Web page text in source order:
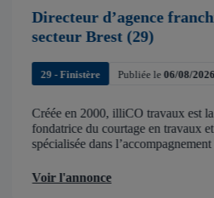
Directeur d’agence
secteur Brest (29)
29 - Finistère Publiée le06/08/2026
Créée en 2000, illiCO travaux est
fondatrice du courtage en travaux
spécialisée dans
d’accélérer et de faciliter tous les
Voir l'annonce